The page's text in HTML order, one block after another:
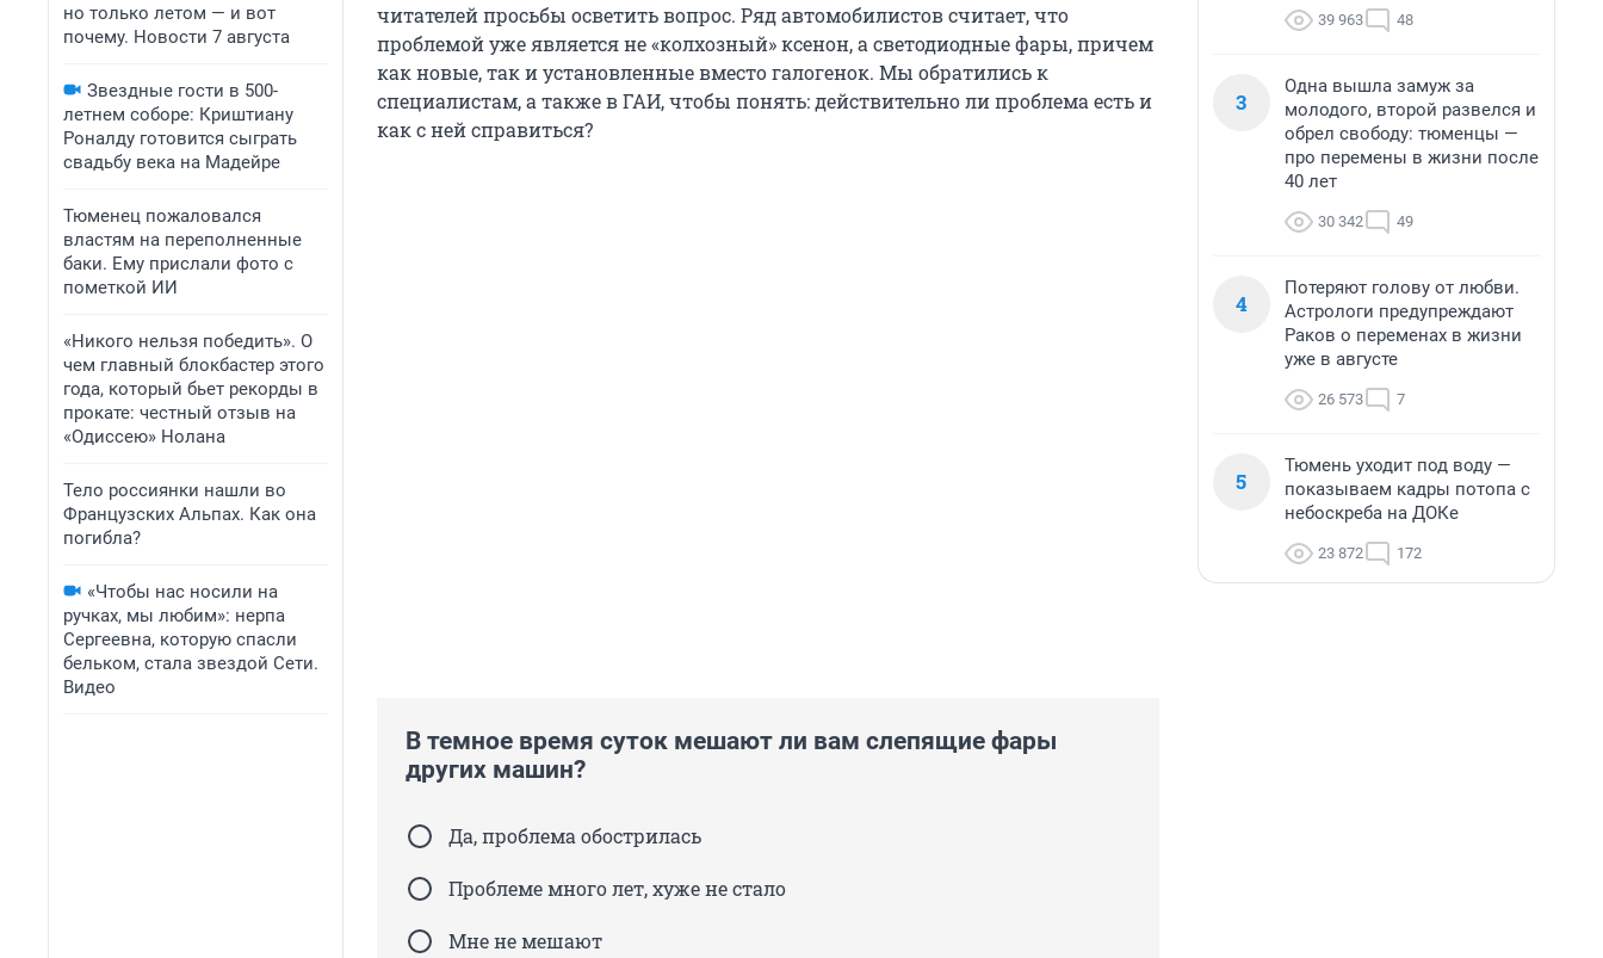
но только летом — и вот
почему. Новости 7 августа
Звездные гости в 500-
летнем соборе: Криштиану
Роналду готовится сыграть
свадьбу века на Мадейре
Тюменец пожаловался
властям на переполненные
баки. Ему прислали фото с
пометкой ИИ
«Никого нельзя победить». О
чем главный блокбастер этого
года, который бьет рекорды в
прокате: честный отзыв на
«Одиссею» Нолана
Тело россиянки нашли во
Французских Альпах. Как она
погибла?
«Чтобы нас носили на
ручках, мы любим»: нерпа
Сергеевна, которую спасли
бельком, стала звездой Сети.
Видео
читателей просьбы осветить вопрос. Ряд автомобилистов считает, что
проблемой уже является не «колхозный» ксенон, а светодиодные фары, причем
как новые, так и установленные вместо галогенок. Мы обратились к
специалистам, а также в ГАИ, чтобы понять: действительно ли проблема есть и
как с ней справиться?
В темное время суток мешают ли вам слепящие фары
других машин?
Да, проблема обострилась
Проблеме много лет, хуже не стало
Мне не мешают
39 963 48
3
Одна вышла замуж за
молодого, второй развелся и
обрел свободу: тюменцы —
про перемены в жизни после
40 лет
30 342 49
4
Потеряют голову от любви.
Астрологи предупреждают
Раков о переменах в жизни
уже в августе
26 573 7
5
Тюмень уходит под воду —
показываем кадры потопа с
небоскреба на ДОКе
23 872 172